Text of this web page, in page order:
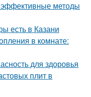
эффективные методы
есть в Казани
в комнате:
для здоровья
плит в